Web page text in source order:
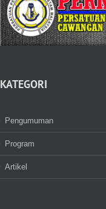
KATEGORI
Pengumuman
Program
Artikel